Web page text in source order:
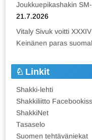
Joukkuepikashakin
21.7.2026
Vitaly Sivuk voitti
Keinänen paras
Linkit
Shakki-lehti
Shakkiliitto
ShakkiNet
Tasaselo
Suomen tehtäväniekat